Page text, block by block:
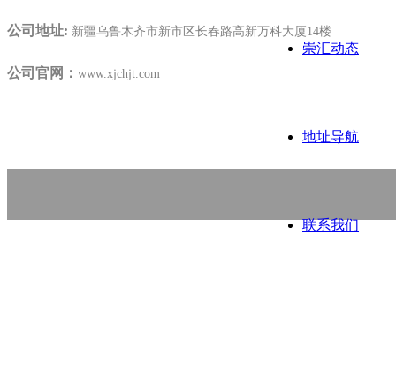
崇汇动态
地址导航
联系我们
公司地址: 新疆乌鲁木齐市新市区长春路高新万科大厦14楼
公司官网： www.xjchjt.com